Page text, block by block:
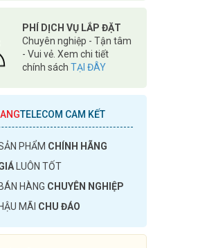
PHÍ DỊCH VỤ LẮP ĐẶT
Chuyên nghiệp - Tận tâm
- Vui vẻ. Xem chi tiết
chính sách TẠI ĐÂY
TELECOM CAM KẾT
PHẨM CHÍNH HÃNG
LUÔN TỐT
BÁN HÀNG CHUYÊN NGHIỆP
HẬU MÃI CHU ĐÁO